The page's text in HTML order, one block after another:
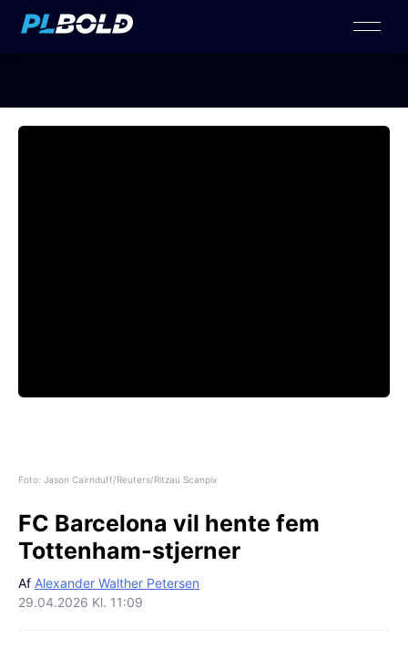
Foto: Jason Cairnduff/Reuters/Ritzau Scanpix
FC Barcelona vil hente fem
Tottenham-stjerner
Af Alexander Walther Petersen
29.04.2026 Kl. 11:09